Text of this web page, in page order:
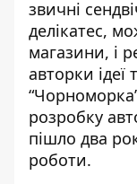
звичні
делікатес,
магазини, і
авторки ідеї
розробку
пішло два
роботи.